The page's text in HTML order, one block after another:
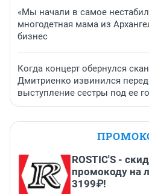
«Мы начали в самое
многодетная мама из
бизнес
Когда концерт обернулся
Дмитриенко извинился
выступление сестры под ее
ROSTIC'S -
промокоду на
3199₽!